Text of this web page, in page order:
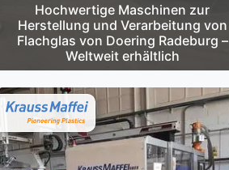
Hochwertige Maschinen zur
Herstellung und Verarbeitung von
Flachglas von Doering Radeburg –
Weltweit erhältlich